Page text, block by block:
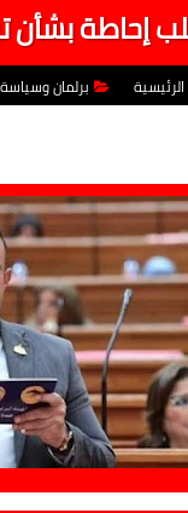
إحاطة
برلمان وسياسة